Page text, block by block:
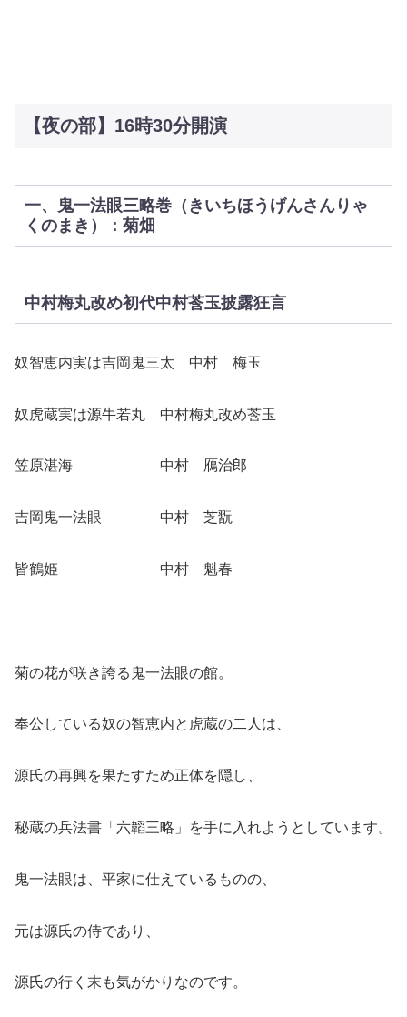
【夜の部】16時30分開演
一、鬼一法眼三略巻（きいちほうげんさんりゃ
くのまき）：菊畑
中村梅丸改め初代中村莟玉披露狂言
奴智恵内実は吉岡鬼三太 中村 梅玉
奴虎蔵実は源牛若丸 中村梅丸改め莟玉
笠原湛海 中村 鴈治郎
吉岡鬼一法眼 中村 芝翫
皆鶴姫 中村 魁春
菊の花が咲き誇る鬼一法眼の館。
奉公している奴の智恵内と虎蔵の二人は、
源氏の再興を果たすため正体を隠し、
秘蔵の兵法書「六韜三略」を手に入れようとしています。
鬼一法眼は、平家に仕えているものの、
元は源氏の侍であり、
源氏の行く末も気がかりなのです。